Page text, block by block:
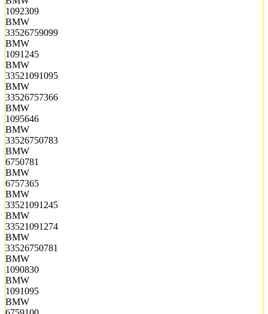
1092309
BMW
33526759099
BMW
1091245
BMW
33521091095
BMW
33526757366
BMW
1095646
BMW
33526750783
BMW
6750781
BMW
6757365
BMW
33521091245
BMW
33521091274
BMW
33526750781
BMW
1090830
BMW
1091095
BMW